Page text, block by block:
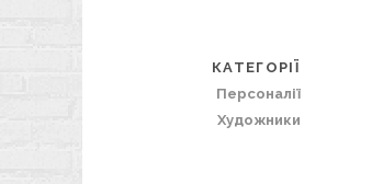
КАТЕГОРІЇ
Персоналії
Художники